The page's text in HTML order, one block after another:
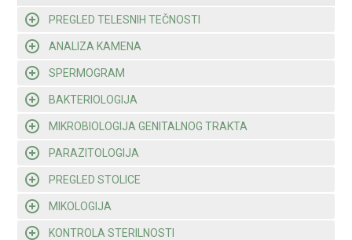
PREGLED TELESNIH TEČNOSTI
ANALIZA KAMENA
SPERMOGRAM
BAKTERIOLOGIJA
MIKROBIOLOGIJA GENITALNOG TRAKTA
PARAZITOLOGIJA
PREGLED STOLICE
MIKOLOGIJA
KONTROLA STERILNOSTI